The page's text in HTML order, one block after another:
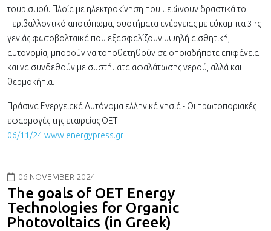
τουρισμού. Πλοία με ηλεκτροκίνηση που μειώνουν δραστικά το
περιβαλλοντικό αποτύπωμα, συστήματα ενέργειας με εύκαμπτα 3ης
γενιάς φωτοβολταϊκά που εξασφαλίζουν υψηλή αισθητική,
αυτονομία, μπορούν να τοποθετηθούν σε οποιαδήποτε επιφάνεια
και να συνδεθούν με συστήματα αφαλάτωσης νερού, αλλά και
θερμοκήπια.
Πράσινα Ενεργειακά Αυτόνομα ελληνικά νησιά - Οι πρωτοποριακές
εφαρμογές της εταιρείας ΟΕΤ
06/11/24 www.energypress.gr
06 NOVEMBER 2024
The goals of ΟΕΤ Energy
Technologies for Organic
Photovoltaics (in Greek)